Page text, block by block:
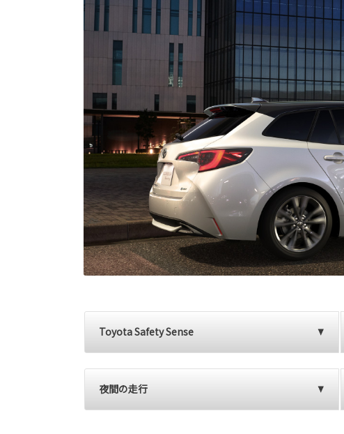
Toyota Safety Sense
夜間の走行